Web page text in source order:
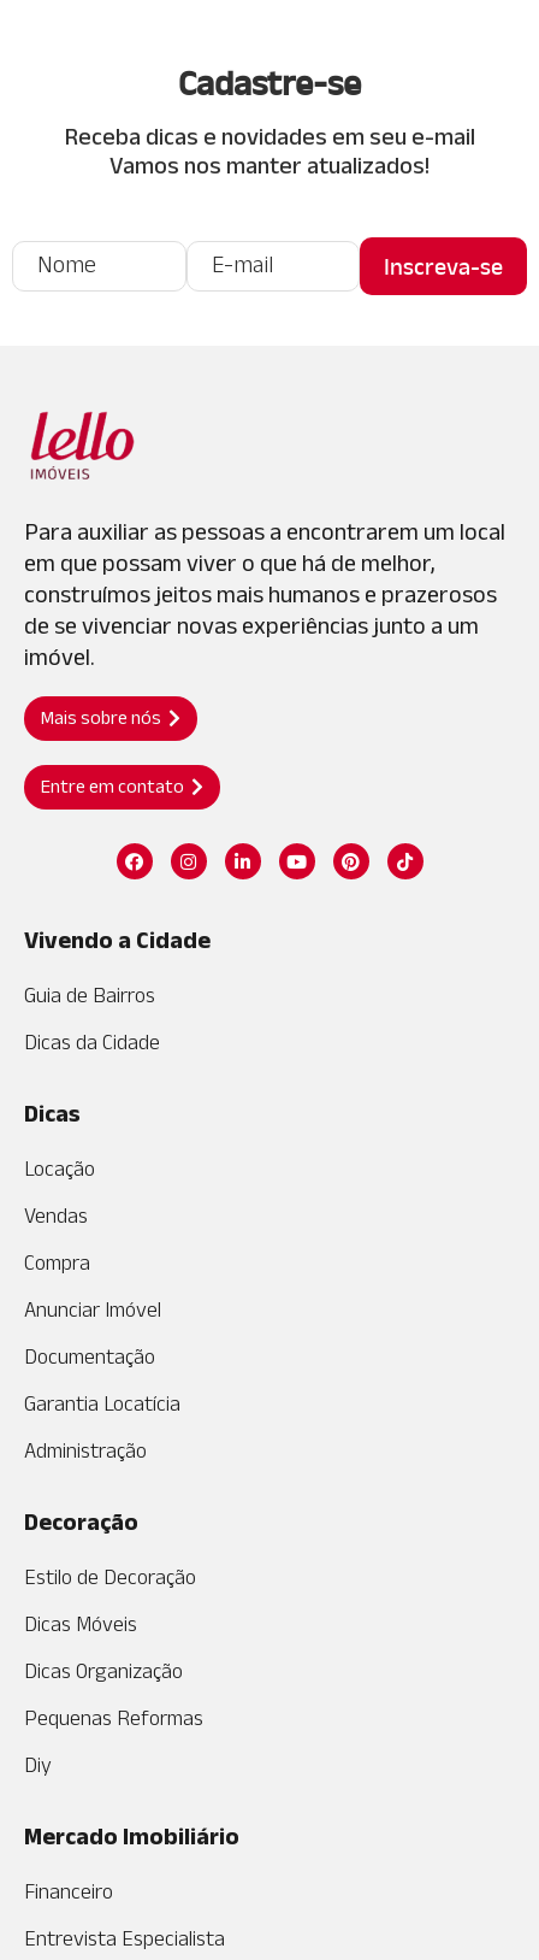
Cadastre-se
Receba dicas e novidades em seu e-mail
Vamos nos manter atualizados!
Para auxiliar as pessoas a encontrarem um local
em que possam viver o que há de melhor,
construímos jeitos mais humanos e prazerosos
de se vivenciar novas experiências junto a um
imóvel.
Mais sobre nós
Entre em contato
Vivendo a Cidade
Guia de Bairros
Dicas da Cidade
Dicas
Locação
Vendas
Compra
Anunciar Imóvel
Documentação
Garantia Locatícia
Administração
Decoração
Estilo de Decoração
Dicas Móveis
Dicas Organização
Pequenas Reformas
Diy
Mercado Imobiliário
Financeiro
Entrevista Especialista